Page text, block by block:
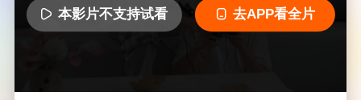
本影片不支持试看 去APP看全片